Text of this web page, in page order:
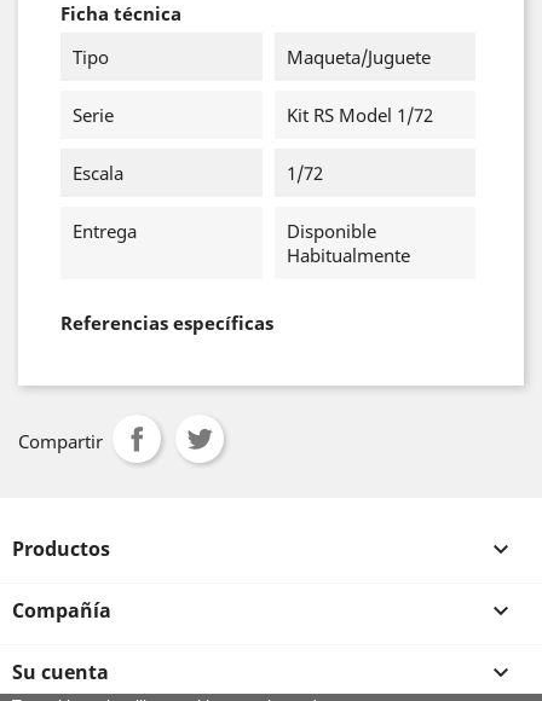
Ficha técnica
Tipo
Maqueta/Juguete
Serie Kit RS Model 1/72
Escala 1/72
Entrega
Disponible
Habitualmente
Referencias específicas
Compartir
Productos 
Compañía 
Su cuenta 